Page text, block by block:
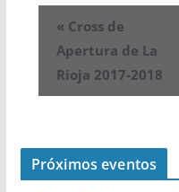
« Cross de
Apertura de La
Rioja 2017-2018
Próximos eventos